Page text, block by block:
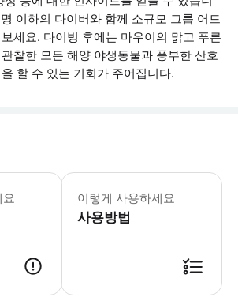
이하의 다이버와 함께 소규모 그룹 어드
세요. 다이빙 후에는 마우이의 맑고 푸른
찰한 모든 해양 야생동물과 풍부한 산호
할 수 있는 기회가 주어집니다.
요
- 이 투어에 참여하려면 오픈 워터 자
이렇게 사용하세요
사용방법